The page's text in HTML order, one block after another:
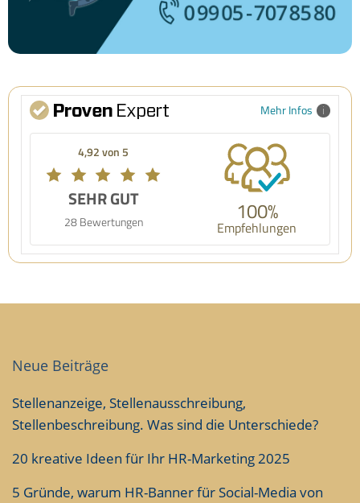
Mehr Infos
4,92 von 5
SEHR GUT
28 Bewertungen 100%
Empfehlungen
Neue Beiträge
Stellenanzeige, Stellenausschreibung,
Stellenbeschreibung. Was sind die Unterschiede?
20 kreative Ideen für Ihr HR-Marketing 2025
5 Gründe, warum HR-Banner für Social-Media von